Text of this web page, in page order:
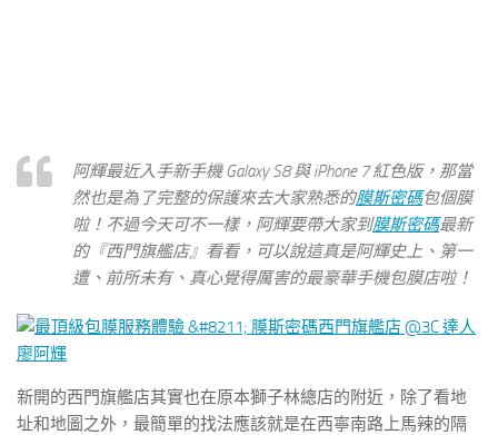
阿輝最近入手新手機 Galaxy S8 與 iPhone 7 紅色版，那當
然也是為了完整的保護來去大家熟悉的膜斯密碼包個膜
啦！不過今天可不一樣，阿輝要帶大家到膜斯密碼最新
的『西門旗艦店』看看，可以說這真是阿輝史上、第一
遭、前所未有、真心覺得厲害的最豪華手機包膜店啦！
新開的西門旗艦店其實也在原本獅子林總店的附近，除了看地
址和地圖之外，最簡單的找法應該就是在西寧南路上馬辣的隔